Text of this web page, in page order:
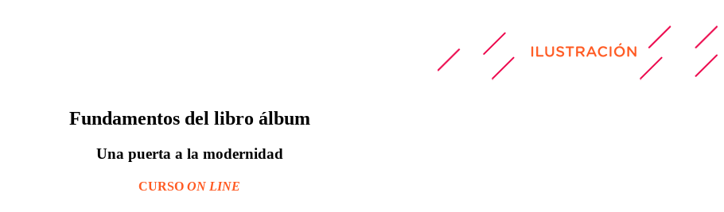
Fundamentos del libro álbum
Una puerta a la modernidad
CURSO ON LINE